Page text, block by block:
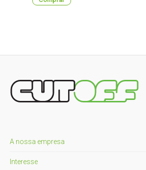
A nossa empresa
Interesse